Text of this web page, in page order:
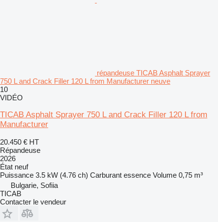
répandeuse TICAB Asphalt Sprayer
750 L and Crack Filler 120 L from Manufacturer neuve
10
VIDÉO
TICAB Asphalt Sprayer 750 L and Crack Filler 120 L from
Manufacturer
20.450 € HT
Répandeuse
2026
État neuf
Puissance 3.5 kW (4.76 ch) Carburant essence Volume 0,75 m³
Bulgarie, Sofiia
TICAB
Contacter le vendeur